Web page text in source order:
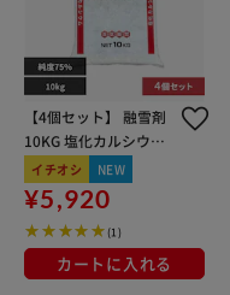
【4個セット】 融雪剤
10KG 塩化カルシウム
三金商事 CACL2_10KG
_01
イチオシ NEW
¥5,920
(1)
カートに入れる